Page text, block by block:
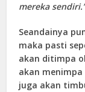
mereka
Seandainya
maka pasti
akan ditimpa
akan
juga akan